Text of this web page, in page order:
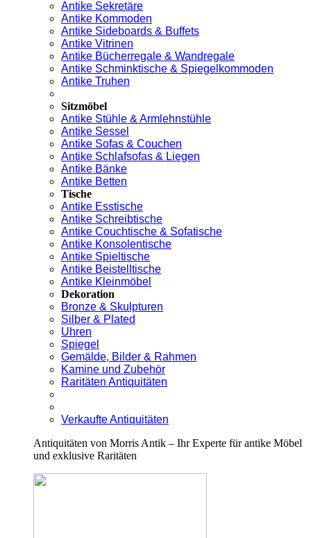
Antike Sekretäre
Antike Kommoden
Antike Sideboards & Buffets
Antike Vitrinen
Antike Bücherregale & Wandregale
Antike Schminktische & Spiegelkommoden
Antike Truhen
Sitzmöbel
Antike Stühle & Armlehnstühle
Antike Sessel
Antike Sofas & Couchen
Antike Schlafsofas & Liegen
Antike Bänke
Antike Betten
Tische
Antike Esstische
Antike Schreibtische
Antike Couchtische & Sofatische
Antike Konsolentische
Antike Spieltische
Antike Beistelltische
Antike Kleinmöbel
Dekoration
Bronze & Skulpturen
Silber & Plated
Uhren
Spiegel
Gemälde, Bilder & Rahmen
Kamine und Zubehör
Raritäten Antiquitäten
Verkaufte Antiquitäten
Antiquitäten von Morris Antik – Ihr Experte für antike Möbel
und exklusive Raritäten